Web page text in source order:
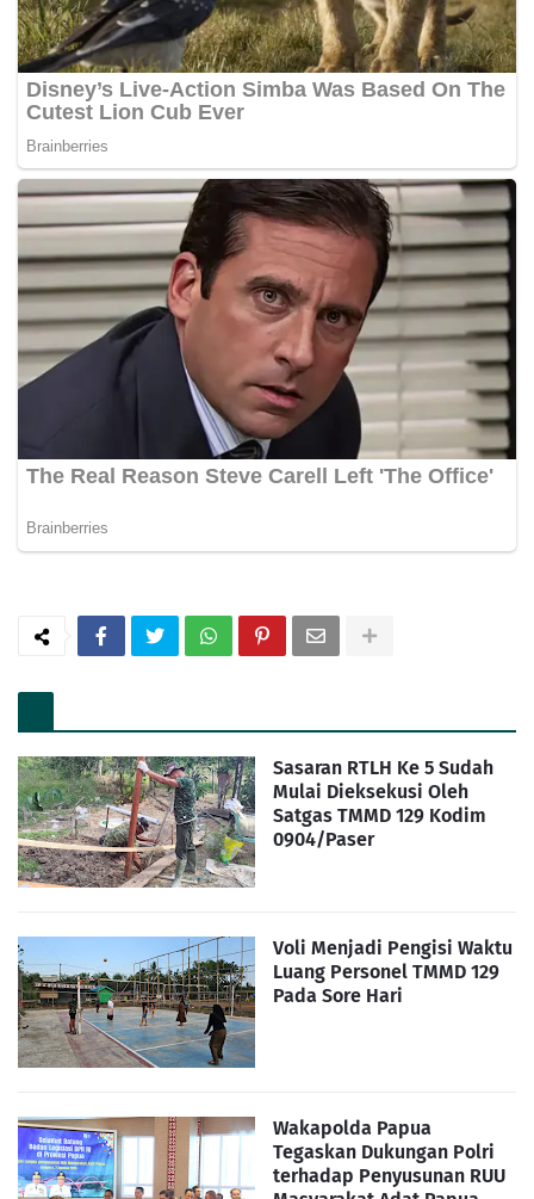
Sasaran RTLH Ke 5 Sudah
Mulai Dieksekusi Oleh
Satgas TMMD 129 Kodim
0904/Paser
Voli Menjadi Pengisi Waktu
Luang Personel TMMD 129
Pada Sore Hari
Wakapolda Papua
Tegaskan Dukungan Polri
terhadap Penyusunan RUU